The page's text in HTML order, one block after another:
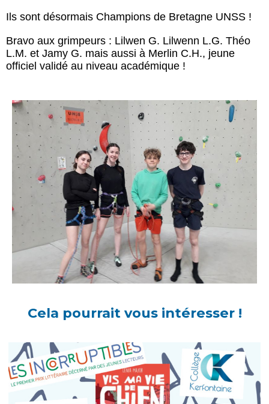
Ils sont désormais Champions de Bretagne UNSS !
Bravo aux grimpeurs : Lilwen G. Lilwenn L.G. Théo
L.M. et Jamy G. mais aussi à Merlin C.H., jeune
officiel validé au niveau académique !
Cela pourrait vous intéresser !